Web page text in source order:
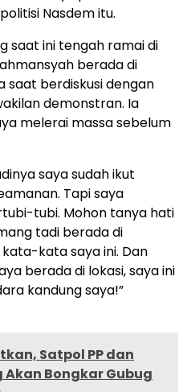
Nasdem itu.
saat ini tengah ramai di
berada di
saat berdiskusi dengan
demonstran. Ia
melerai massa sebelum
saya sudah ikut
Tapi saya
tubi. Mohon tanya hati
tadi berada di
kata saya ini. Dan
berada di lokasi, saya ini
kandung saya!”
Satpol PP dan
Akan Bongkar Gubug